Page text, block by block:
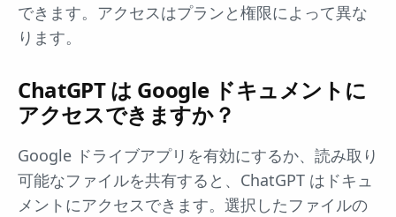
できます。アクセスはプランと権限によって異な
ります。
ChatGPT は Google ドキュメントに
アクセスできますか？
Google ドライブアプリを有効にするか、読み取り
可能なファイルを共有すると、ChatGPT はドキュ
メントにアクセスできます。選択したファイルの